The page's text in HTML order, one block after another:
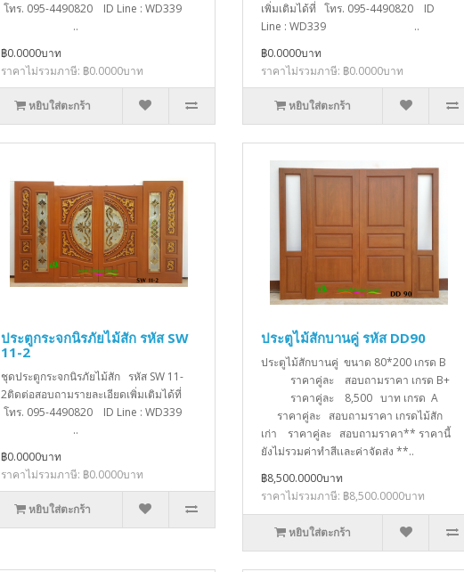
โทร. 095-4490820 ID Line : WD339
..
฿0.0000บาท
ราคาไม่รวมภาษี: ฿0.0000บาท
หยิบใส่ตะกร้า
เพิ่มเติมได้ที่ โทร. 095-4490820 ID
Line : WD339 ..
฿0.0000บาท
ราคาไม่รวมภาษี: ฿0.0000บาท
หยิบใส่ตะกร้า
ประตูกระจกนิรภัยไม้สัก รหัส SW
11-2
ชุดประตูกระจกนิรภัยไม้สัก รหัส SW 11-
2ติดต่อสอบถามรายละเอียดเพิ่มเติมได้ที่
โทร. 095-4490820 ID Line : WD339
..
฿0.0000บาท
ราคาไม่รวมภาษี: ฿0.0000บาท
หยิบใส่ตะกร้า
ประตูไม้สักบานคู่ รหัส DD90
ประตูไม้สักบานคู่ ขนาด 80*200 เกรด B
ราคาคู่ละ สอบถามราคา เกรด B+
ราคาคู่ละ 8,500 บาท เกรด A
ราคาคู่ละ สอบถามราคา เกรดไม้สัก
เก่า ราคาคู่ละ สอบถามราคา** ราคานี้
ยังไม่รวมค่าทำสีเเละค่าจัดส่ง **..
฿8,500.0000บาท
ราคาไม่รวมภาษี: ฿8,500.0000บาท
หยิบใส่ตะกร้า